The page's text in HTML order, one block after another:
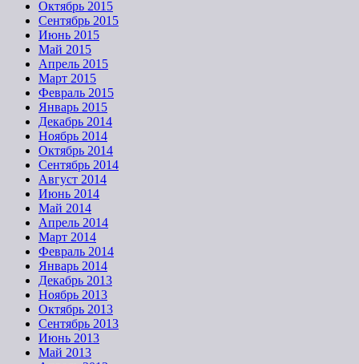
Октябрь 2015
Сентябрь 2015
Июнь 2015
Май 2015
Апрель 2015
Март 2015
Февраль 2015
Январь 2015
Декабрь 2014
Ноябрь 2014
Октябрь 2014
Сентябрь 2014
Август 2014
Июнь 2014
Май 2014
Апрель 2014
Март 2014
Февраль 2014
Январь 2014
Декабрь 2013
Ноябрь 2013
Октябрь 2013
Сентябрь 2013
Июнь 2013
Май 2013